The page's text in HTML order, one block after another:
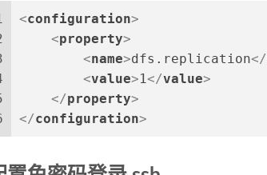
<configuration>
<property>
<name>dfs.replication</
<value>1</value>
</property>
</configuration>